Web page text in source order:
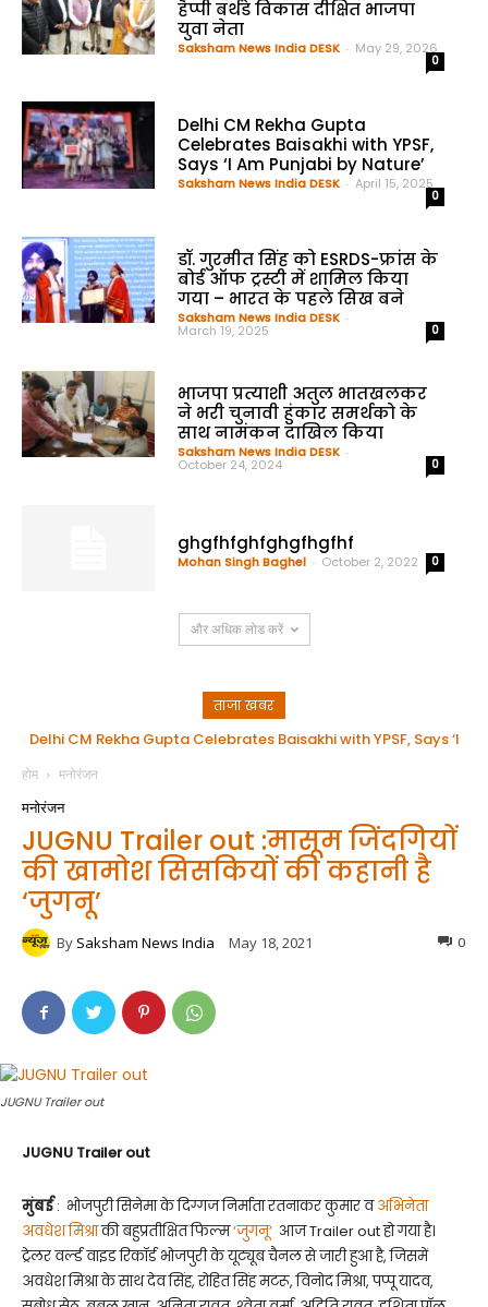
हैप्पी बर्थडे विकास दीक्षित भाजपा
युवा नेता
Saksham News India DESK - May 29, 2026
0
Delhi CM Rekha Gupta
Celebrates Baisakhi with YPSF,
Says ‘I Am Punjabi by Nature’
Saksham News India DESK - April 15, 2025
0
डॉ. गुरमीत सिंह को ESRDS-फ्रांस के
बोर्ड ऑफ ट्रस्टी में शामिल किया
गया – भारत के पहले सिख बने
Saksham News India DESK -
March 19, 2025 0
भाजपा प्रत्याशी अतुल भातखलकर
ने भरी चुनावी हुंकार समर्थको के
साथ नामंकन दाखिल किया
Saksham News India DESK -
October 24, 2024 0
ghgfhfghfghgfhgfhf
Mohan Singh Baghel - October 2, 2022 0
और अधिक लोड करें